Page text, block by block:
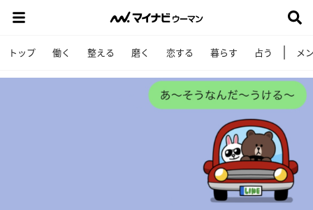
トップ 働く 整える 磨く 恋する 暮らす 占う メ